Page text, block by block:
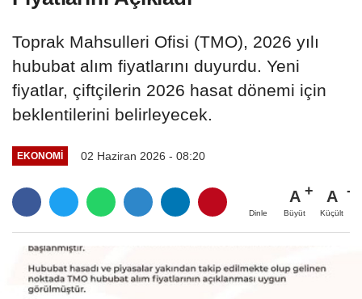
Toprak Mahsulleri Ofisi (TMO), 2026 yılı
hububat alım fiyatlarını duyurdu. Yeni
fiyatlar, çiftçilerin 2026 hasat dönemi için
beklentilerini belirleyecek.
EKONOMI 02 Haziran 2026 - 08:20
Dinle
A
Büyüt
A
Küçült